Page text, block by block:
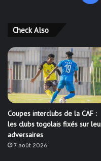
Check Also
Coupes interclubs de la CAF :
les clubs togolais fixés sur
adversaires
7 août 2026